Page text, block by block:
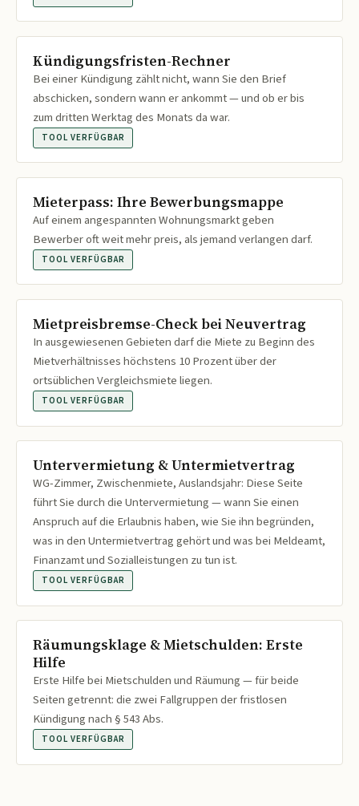
Kündigungsfristen-Rechner
Bei einer Kündigung zählt nicht, wann Sie den Brief
abschicken, sondern wann er ankommt — und ob er bis
zum dritten Werktag des Monats da war.
TOOL VERFÜGBAR
Mieterpass: Ihre Bewerbungsmappe
Auf einem angespannten Wohnungsmarkt geben
Bewerber oft weit mehr preis, als jemand verlangen darf.
TOOL VERFÜGBAR
Mietpreisbremse-Check bei Neuvertrag
In ausgewiesenen Gebieten darf die Miete zu Beginn des
Mietverhältnisses höchstens 10 Prozent über der
ortsüblichen Vergleichsmiete liegen.
TOOL VERFÜGBAR
Untervermietung & Untermietvertrag
WG-Zimmer, Zwischenmiete, Auslandsjahr: Diese Seite
führt Sie durch die Untervermietung — wann Sie einen
Anspruch auf die Erlaubnis haben, wie Sie ihn begründen,
was in den Untermietvertrag gehört und was bei Meldeamt,
Finanzamt und Sozialleistungen zu tun ist.
TOOL VERFÜGBAR
Räumungsklage & Mietschulden: Erste
Hilfe
Erste Hilfe bei Mietschulden und Räumung — für beide
Seiten getrennt: die zwei Fallgruppen der fristlosen
Kündigung nach § 543 Abs.
TOOL VERFÜGBAR